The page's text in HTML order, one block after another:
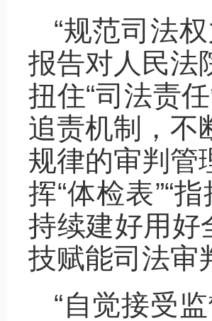
“规范司法
报告对人民法
扭住“司法责
追责机制，不
规律的审判管
挥“体检表”“
持续建好用好
技赋能司法审
“自觉接受